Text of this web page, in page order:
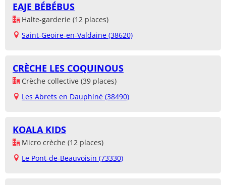
EAJE BÉBÉBUS
Halte-garderie (12 places)
Saint-Geoire-en-Valdaine (38620)
CRÈCHE LES COQUINOUS
Crèche collective (39 places)
Les Abrets en Dauphiné (38490)
KOALA KIDS
Micro crèche (12 places)
Le Pont-de-Beauvoisin (73330)